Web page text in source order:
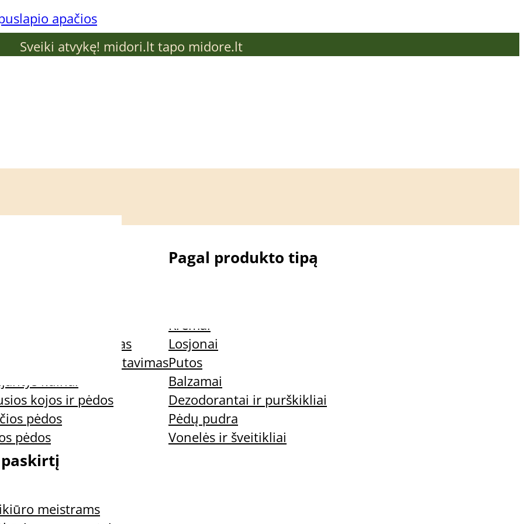
apačios
Sveiki atvykę! midori.lt tapo midore.lt
ir trynimas
kvapas ir prakaitavimas
kulnai
kojos ir pėdos
pėdos
pėdos
Pagal produkto tipą
Kremai
Losjonai
Putos
Balzamai
Dezodorantai ir purškikliai
Pėdų pudra
Vonelės ir šveitikliai
paskirtį
meistrams
Protection Oil apsauginis nagų ir odelių aliejus